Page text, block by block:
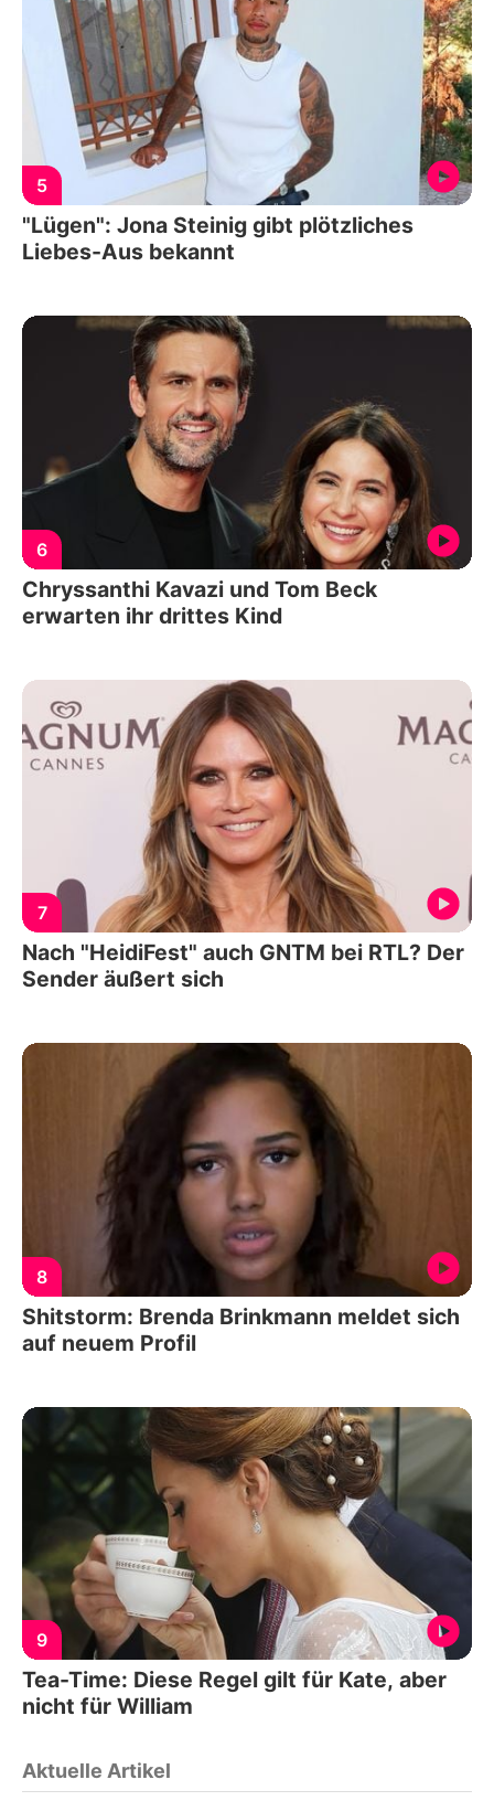
5
"Lügen": Jona Steinig gibt plötzliches
Liebes-Aus bekannt
6
Chryssanthi Kavazi und Tom Beck
erwarten ihr drittes Kind
7
Nach "HeidiFest" auch GNTM bei RTL? Der
Sender äußert sich
8
Shitstorm: Brenda Brinkmann meldet sich
auf neuem Profil
9
Tea-Time: Diese Regel gilt für Kate, aber
nicht für William
Aktuelle Artikel